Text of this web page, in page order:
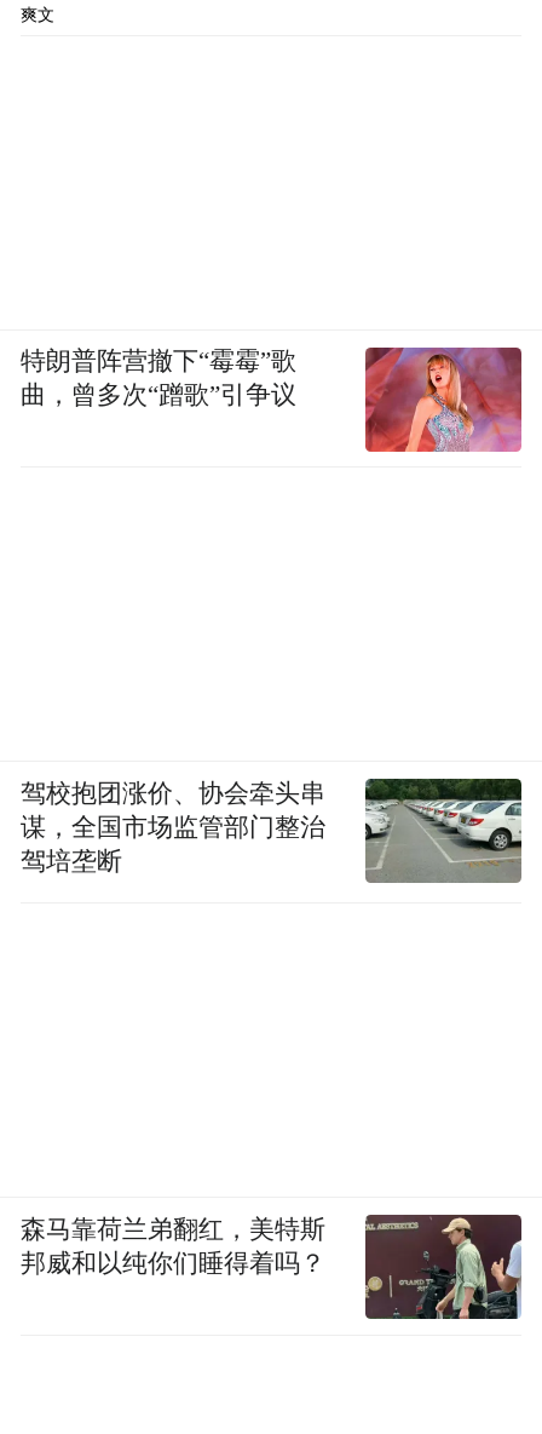
爽文
特朗普阵营撤下“霉霉”歌
曲，曾多次“蹭歌”引争议
驾校抱团涨价、协会牵头串
谋，全国市场监管部门整治
驾培垄断
森马靠荷兰弟翻红，美特斯
邦威和以纯你们睡得着吗？